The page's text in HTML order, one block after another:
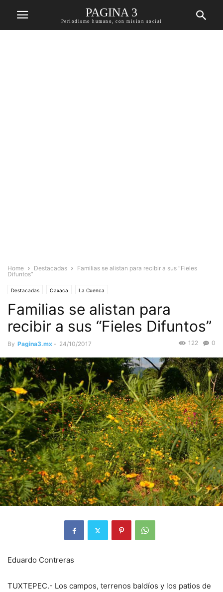
PAGINA 3
Periodismo humano, con mision social
Home Destacadas
Familias se alistan para recibir a sus “Fieles
Difuntos”
Destacadas Oaxaca La Cuenca
Familias se alistan para
recibir a sus “Fieles Difuntos”
By Pagina3.mx - 24/10/2017 0
122
Eduardo Contreras
TUXTEPEC.- Los campos, terrenos baldíos y los patios de